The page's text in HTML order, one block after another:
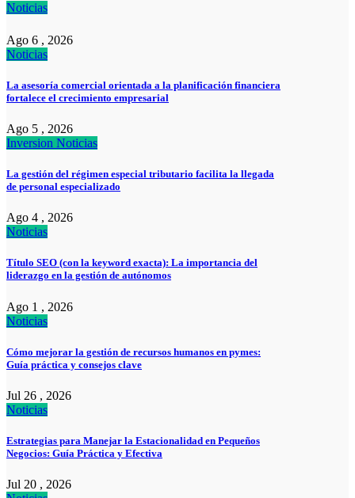
Noticias
Ago 6 , 2026
Noticias
La asesoría comercial orientada a la planificación financiera
fortalece el crecimiento empresarial
Ago 5 , 2026
Inversion Noticias
La gestión del régimen especial tributario facilita la llegada
de personal especializado
Ago 4 , 2026
Noticias
Título SEO (con la keyword exacta): La importancia del
liderazgo en la gestión de autónomos
Ago 1 , 2026
Noticias
Cómo mejorar la gestión de recursos humanos en pymes:
Guía práctica y consejos clave
Jul 26 , 2026
Noticias
Estrategias para Manejar la Estacionalidad en Pequeños
Negocios: Guía Práctica y Efectiva
Jul 20 , 2026